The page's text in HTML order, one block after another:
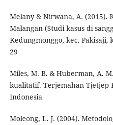
Melany & Nirwana, A. (2015).
Malangan (Studi kasus di
Kedungmonggo, kec. Pakisaji,
29
Miles, M. B. & Huberman, A.
kualitatif. Terjemahan Tjetjep
Indonesia
Moleong, L. J. (2004).